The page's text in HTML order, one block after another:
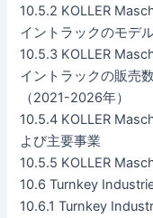
10.5.2 KOLLER
イントラックのモデ
10.5.3 KOLLER
イントラックの販売
（2021-2026年）
10.5.4 KOLLER
よび主要事業
10.5.5 KOLLER
10.6 Turnkey
10.6.1 Turnkey